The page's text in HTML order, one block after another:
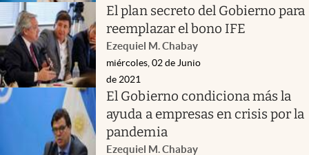
El plan secreto del Gobierno para
reemplazar el bono IFE
Ezequiel M. Chabay
miércoles, 02 de Junio
de 2021
El Gobierno condiciona más la
ayuda a empresas en crisis por la
pandemia
Ezequiel M. Chabay